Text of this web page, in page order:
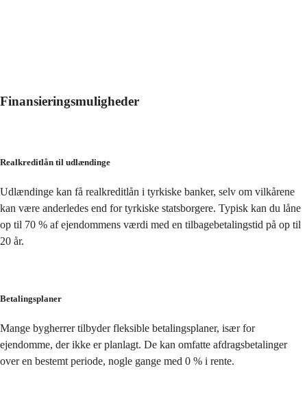
Finansieringsmuligheder
Realkreditlån til udlændinge
Udlændinge kan få realkreditlån i tyrkiske banker, selv om vilkårene
kan være anderledes end for tyrkiske statsborgere. Typisk kan du låne
op til 70 % af ejendommens værdi med en tilbagebetalingstid på op til
20 år.
Betalingsplaner
Mange bygherrer tilbyder fleksible betalingsplaner, især for
ejendomme, der ikke er planlagt. De kan omfatte afdragsbetalinger
over en bestemt periode, nogle gange med 0 % i rente.